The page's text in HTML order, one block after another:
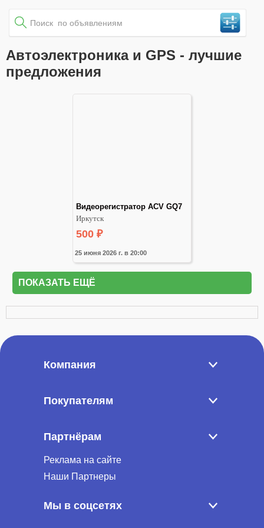
Автоэлектроника и GPS - лучшие
предложения
25 июня 2026 г. в 20:00
Видеорегистратор ACV GQ7
Иркутск
500 ₽
ПОКАЗАТЬ ЕЩЁ
Компания
Покупателям
Партнёрам
Реклама на сайте
Наши Партнеры
Мы в соцсетях